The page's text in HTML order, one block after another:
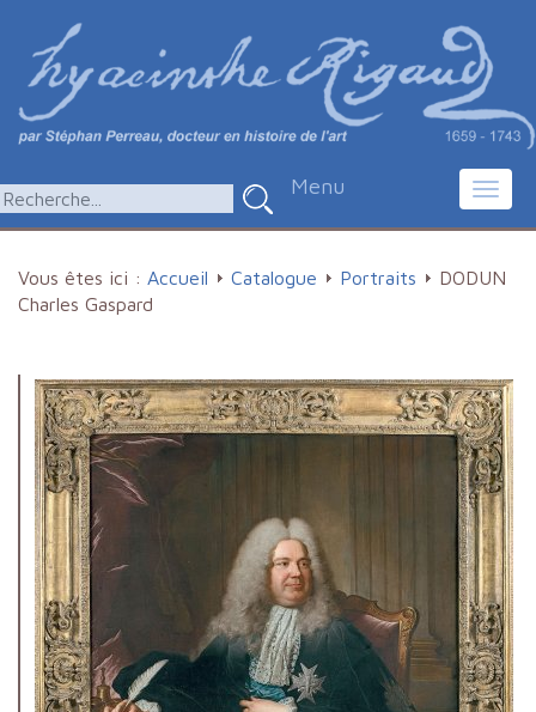
Menu
Vous êtes ici : Accueil Catalogue Portraits
DODUN
Charles Gaspard